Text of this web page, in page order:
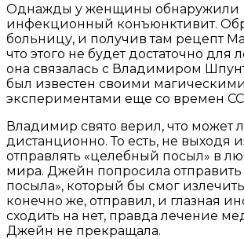
Однажды у женщины обнаружили
инфекционный конъюнктивит.
больницу, и получив там рецепт
что этого не будет достаточно для
она связалась с Владимиром
был известен своими магическими
экспериментами еще со времен
Владимир свято верил, что может
дистанционно. То есть, не выходя
отправлять «целебный посыл» в
мира. Джейн попросила отправить
посыла», который бы смог
конечно же, отправил, и глазная
сходить на нет, правда лечение
Джейн не прекращала.